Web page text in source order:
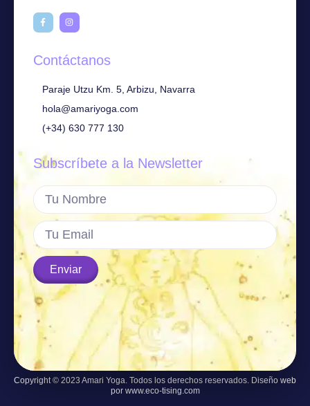
Contáctanos
Paraje Utzu Km. 5, Arbizu, Navarra
hola@amariyoga.com
(+34) 630 777 130
Subscríbete a la Newsletter
Enviar
Copyright © 2023 Amari Yoga. Todos los derechos reservados. Diseño web
por www.eco-tising.com